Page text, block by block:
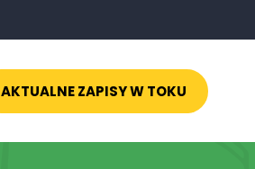
AKTUALNE ZAPISY W TOKU